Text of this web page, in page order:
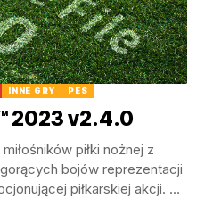
INNE GRY PES
2023 v2.4.0
piłki nożnej z
bojów reprezentacji
piłkarskiej akcji. Po